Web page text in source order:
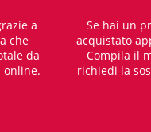
a
che
da
Se hai un
acquistato
Compila il
richiedi la